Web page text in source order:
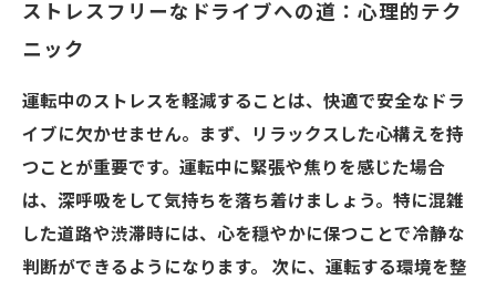
ストレスフリーなドライブへの道：心理的テク
ニック
運転中のストレスを軽減することは、快適で安全なドラ
イブに欠かせません。まず、リラックスした心構えを持
つことが重要です。運転中に緊張や焦りを感じた場合
は、深呼吸をして気持ちを落ち着けましょう。特に混雑
した道路や渋滞時には、心を穏やかに保つことで冷静な
判断ができるようになります。 次に、運転する環境を整